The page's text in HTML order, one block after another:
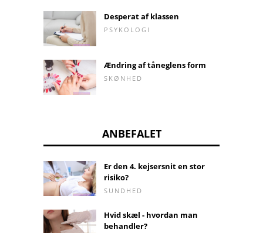
Desperat af klassen
PSYKOLOGI
Ændring af tåneglens form
SKØNHED
ANBEFALET
Er den 4. kejsersnit en stor
risiko?
SUNDHED
Hvid skæl - hvordan man
behandler?